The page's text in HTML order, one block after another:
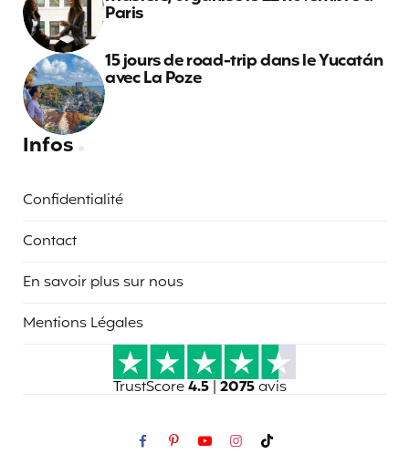
Paris
15 jours de road-trip dans le Yucatán
avec La Poze
Infos
Confidentialité
Contact
En savoir plus sur nous
Mentions Légales
TrustScore4.5 | 2075avis